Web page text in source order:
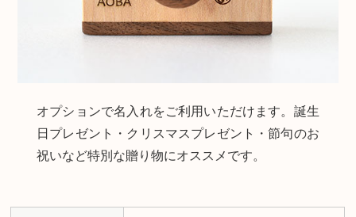
オプションで名入れをご利用いただけます。誕生
日プレゼント・クリスマスプレゼント・節句のお
祝いなど特別な贈り物にオススメです。